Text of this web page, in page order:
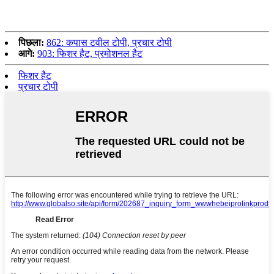
पिछला: 862: कपास टवील टोपी, प्रचार टोपी
आगे: 903: फिशर हैट, प्रमोशनल हैट
फिशर हैट
प्रचार टोपी